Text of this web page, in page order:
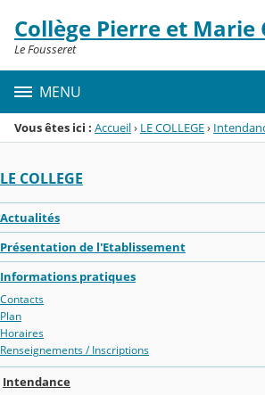
Menu de la rubrique
Contenu
Collège Pierre et Marie
Le Fousseret
MENU
Vous êtes ici : Accueil› LE COLLEGE›
LE COLLEGE
Actualités
Présentation de l'Etablissement
Informations pratiques
Contacts
Plan
Horaires
Renseignements / Inscriptions
Intendance